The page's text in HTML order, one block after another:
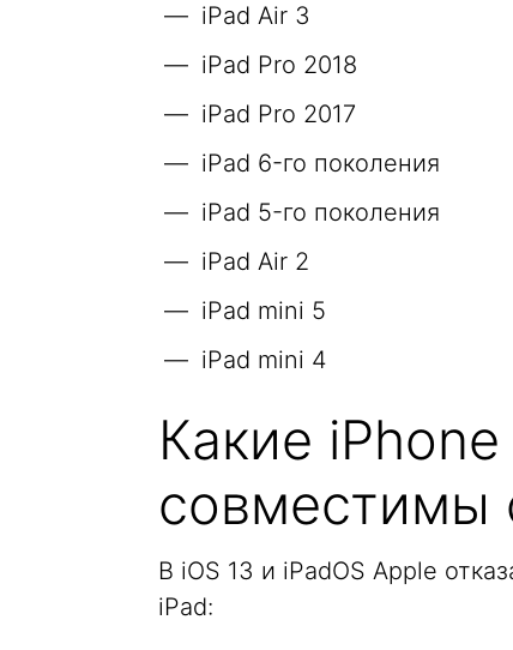
iPad Air 3
iPad Pro 2018
iPad Pro 2017
iPad 6-го поколения
iPad 5-го поколения
iPad Air 2
iPad mini 5
iPad mini 4
Какие
совместимы
В iOS 13 и iPadOS Apple
iPad: